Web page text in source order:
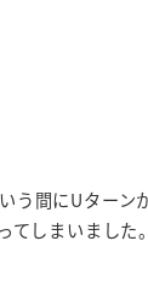
う間にUターン
てしまいました